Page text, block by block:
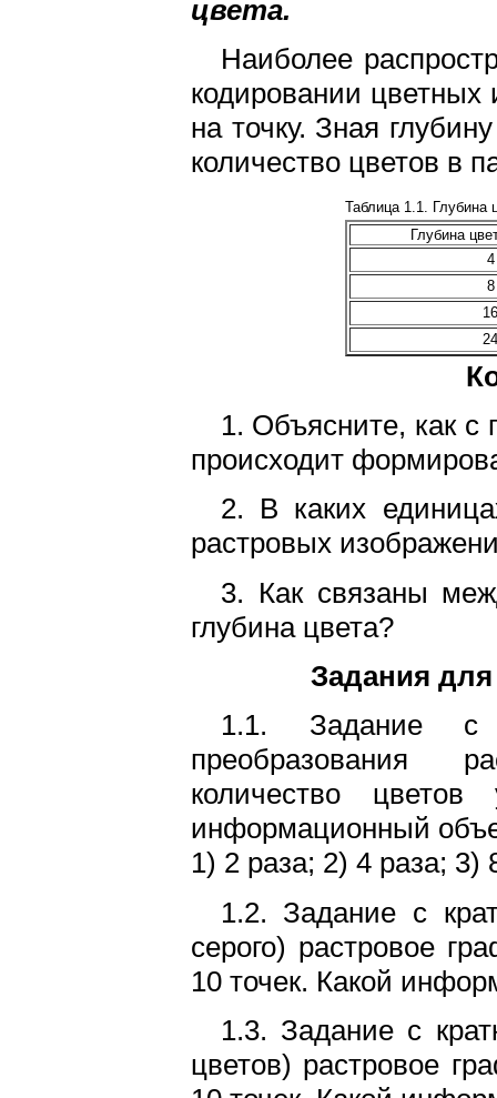
цвета.
Наиболее
кодировании
на точку. Зная
количество цветов в
Таблица 1.1. Глубина
Глубина
4
8
16
24
1. Объясните, как с
происходит
2. В каких
растровых
3. Как связаны
глубина цвета?
Задания
1.1. Задание с
преобразования
количество
информационный
1) 2 раза; 2) 4 раза; 3)
1.2. Задание с
серого) растровое
10 точек. Какой
1.3. Задание с
цветов) растровое